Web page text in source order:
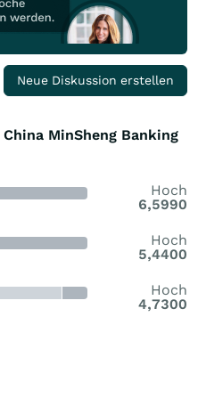
Neue Diskussion erstellen
MinSheng Banking
Hoch
6,5990
Hoch
5,4400
Hoch
4,7300